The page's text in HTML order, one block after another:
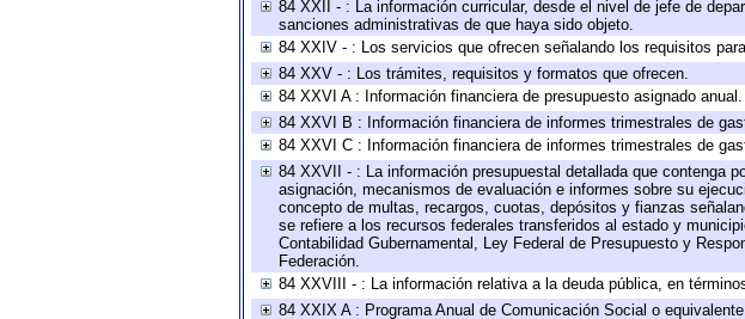
84 XXII - : La información curricular, desde el nivel de jefe de
sanciones administrativas de que haya sido objeto.
84 XXIV - : Los servicios que ofrecen señalando los requisitos
84 XXV - : Los trámites, requisitos y formatos que ofrecen.
84 XXVI A : Información financiera de presupuesto asignado anual.
84 XXVI B : Información financiera de informes trimestrales de
84 XXVI C : Información financiera de informes trimestrales de
84 XXVII - : La información presupuestal detallada que contenga
asignación, mecanismos de evaluación e informes sobre su
concepto de multas, recargos, cuotas, depósitos y fianzas
se refiere a los recursos federales transferidos al estado y
Contabilidad Gubernamental, Ley Federal de Presupuesto y
Federación.
84 XXVIII - : La información relativa a la deuda pública, en
84 XXIX A : Programa Anual de Comunicación Social o